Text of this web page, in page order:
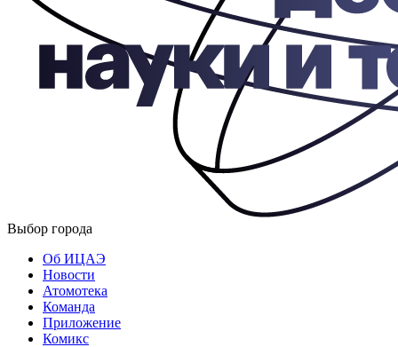
Выбор города
Об ИЦАЭ
Новости
Атомотека
Команда
Приложение
Комикс